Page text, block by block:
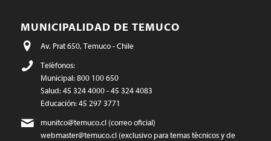
MUNICIPALIDAD DE TEMUCO
Av. Prat 650, Temuco - Chile
Teléfonos:
Municipal: 800 100 650
Salud: 45 324 4000 - 45 324 4083
Educación: 45 297 3771
munitco@temuco.cl(correo oficial)
webmaster@temuco.cl(exclusivo para temas técnicos y de